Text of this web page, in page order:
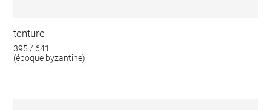
tenture
395 / 641
(époque byzantine)